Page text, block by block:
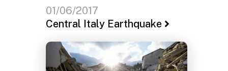
01/06/2017
Central Italy Earthquake